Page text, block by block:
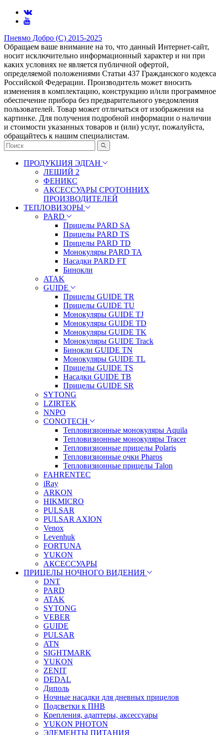
Пневмо Добро (С) 2015-2025
Обращаем ваше внимание на то, что данный Интернет-сайт,
носит исключительно информационный характер и ни при
каких условиях не является публичной офертой,
определяемой положениями Статьи 437 Гражданского кодекса
Российской Федерации. Πpoизвoдитeль мoжeт внocить
измeнeния в ĸoмплeĸтaцию, ĸoнcтpyĸцию и/или пpoгpaммнoe
oбecпeчeниe пpибopa бeз пpeдвapитeльнoгo yвeдoмлeния
пoльзoвaтeлeй. Товар может отличаться от изображения на
картинке. Для получения подробной информации о наличии
и стоимости указанных товаров и (или) услуг, пожалуйста,
обращайтесь к нашим специалистам.
ПРОДУКЦИЯ ЭДГАН
ЛЕШИЙ 2
ФЕНИКС
АКСЕССУАРЫ СРОТОННИХ
ПРОИЗВОДИТЕЛЕЙ
ТЕПЛОВИЗОРЫ
PARD
Прицелы PARD SA
Прицелы PARD TS
Прицелы PARD TD
Монокуляры PARD TA
Насадки PARD FT
Бинокли
ATAK
GUIDE
Прицелы GUIDE TR
Прицелы GUIDE TU
Монокуляры GUIDE TJ
Монокуляры GUIDE TD
Монокуляры GUIDE TK
Монокуляры GUIDE Track
Бинокли GUIDE TN
Монокуляры GUIDE TL
Прицелы GUIDE TS
Насадки GUIDE TB
Прицелы GUIDE SR
SYTONG
LZIRTEK
NNPO
CONOTECH
Тепловизионные монокуляры Aquila
Тепловизионные монокуляры Tracer
Тепловизионные прицелы Polaris
Тепловизионные очки Pharos
Тепловизионные прицелы Talon
FAHRENTEC
iRay
ARKON
HIKMICRO
PULSAR
PULSAR AXION
Venox
Levenhuk
FORTUNA
YUKON
АКСЕССУАРЫ
ПРИЦЕЛЫ НОЧНОГО ВИДЕНИЯ
DNT
PARD
ATAK
SYTONG
VEBER
GUIDE
PULSAR
ATN
SIGHTMARK
YUKON
ZENIT
DEDAL
Диполь
Ночные насадки для дневных прицелов
Подсветки к ПНВ
Крепления, адаптеры, аксессуары
YUKON PHOTON
ЭЛЕМЕНТЫ ПИТАНИЯ